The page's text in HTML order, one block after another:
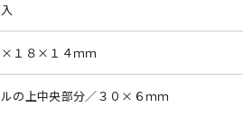
×１８×１４ｍｍ
の上中央部分／３０×６ｍｍ